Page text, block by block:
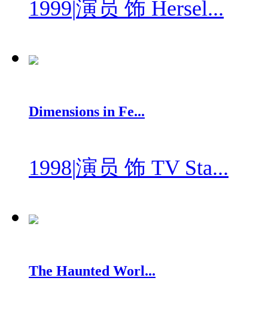
1999|演员 饰 Hersel...
Dimensions in Fe...
1998|演员 饰 TV Sta...
The Haunted Worl...